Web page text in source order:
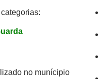
no munícipio